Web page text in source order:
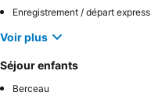
Enregistrement / départ express
Voir plus
Séjour enfants
Berceau